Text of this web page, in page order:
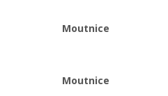
Moutnice
Moutnice